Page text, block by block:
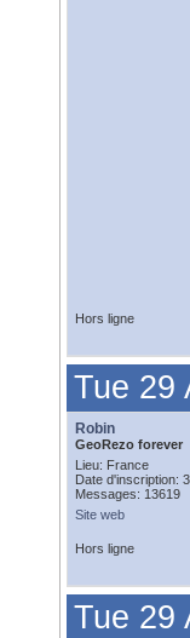
Hors ligne
Tue 29
Robin
GeoRezo forever
Lieu: France
Date d'inscription:
Messages: 13619
Site web
Hors ligne
Tue 29